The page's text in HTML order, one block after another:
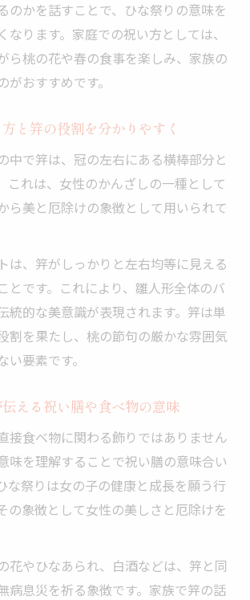
のかを話すことで、ひな祭りの意味を
なります。家庭での祝い方としては、
ら桃の花や春の食事を楽しみ、家族の
おすすめです。
と笄の役割を分かりやすく
中で笄は、冠の左右にある横棒部分と
これは、女性のかんざしの一種として
ら美と厄除けの象徴として用いられて
は、笄がしっかりと左右均等に見える
とです。これにより、雛人形全体のバ
統的な美意識が表現されます。笄は単
割を果たし、桃の節句の厳かな雰囲気
要素です。
える祝い膳や食べ物の意味
接食べ物に関わる飾りではありません
味を理解することで祝い膳の意味合い
な祭りは女の子の健康と成長を願う行
の象徴として女性の美しさと厄除けを
花やひなあられ、白酒などは、笄と同
病息災を祈る象徴です。家族で笄の話